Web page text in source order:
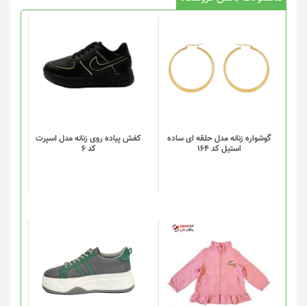
گوشواره زنانه مدل حلقه ای ساده
استیل کد 164
محصول
دارای
انواع
مختلفی
گزینه
ها
محصول
انتخاب
شوند
کفش پیاده روی زنانه مدل اسپرت
کد 6
محصول
دارای
انواع
مختلفی